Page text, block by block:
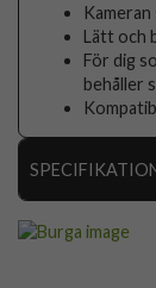
Lätt och
För dig
behåller